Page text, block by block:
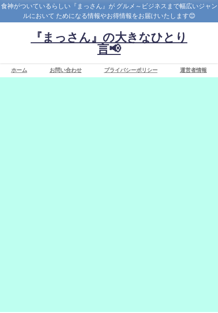
食神がついているらしい『まっさん』が グルメ～ビジネスまで幅広いジャン
ルにおいて ためになる情報やお得情報をお届けいたします😊
『まっさん』の大きなひとり
言📢
ホーム お問い合わせ プライバシーポリシー 運営者情報